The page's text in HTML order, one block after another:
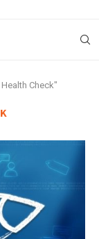
Check"